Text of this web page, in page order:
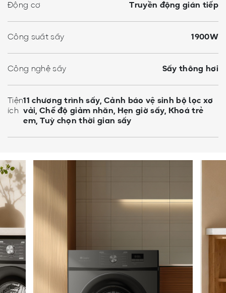
Động cơ Truyền động gián tiếp
Công suất sấy 1900W
Công nghệ sấy Sấy thông hơi
Tiện
ích
11 chương trình sấy, Cảnh báo vệ sinh bộ lọc xơ
vải, Chế độ giảm nhăn, Hẹn giờ sấy, Khoá trẻ
em, Tuỳ chọn thời gian sấy